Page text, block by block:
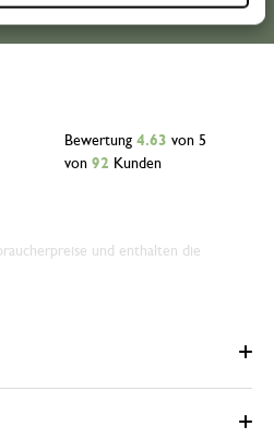
Bewertung 4.63 von 5
von 92 Kunden
und enthalten die